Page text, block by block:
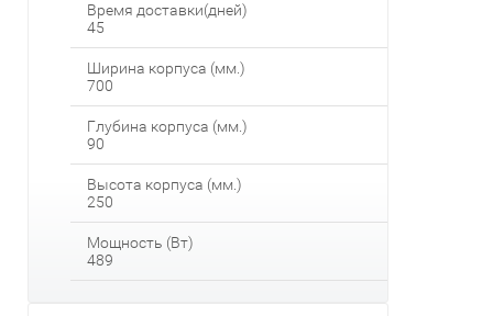
Время доставки(дней)
45
Ширина корпуса (мм.)
700
Глубина корпуса (мм.)
90
Высота корпуса (мм.)
250
Мощность (Вт)
489